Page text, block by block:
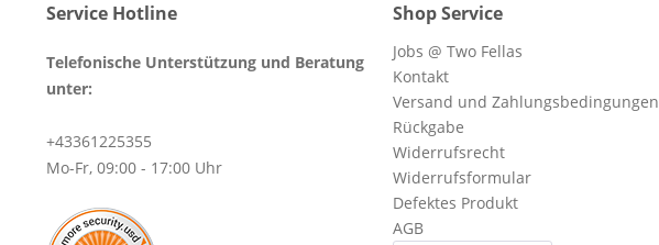
Service Hotline
Telefonische Unterstützung und Beratung
unter:
+43361225355
Mo-Fr, 09:00 - 17:00 Uhr
Shop Service
Jobs @ Two Fellas
Kontakt
Versand und Zahlungsbedingungen
Rückgabe
Widerrufsrecht
Widerrufsformular
Defektes Produkt
AGB